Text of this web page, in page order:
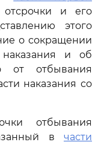
отсрочки и его
этого
о сокращении
наказания и об
от отбывания
наказания со
отбывания
в части